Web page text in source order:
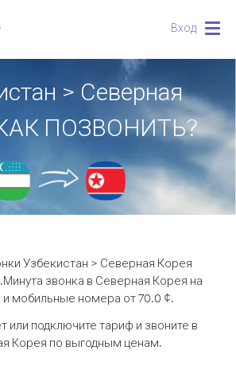
Вход
> Северная
ПОЗВОНИТЬ?
Узбекистан > Северная Корея
Минута звонка в Северная Корея на
и мобильные номера от 70.0 ¢.
или подключите тариф и звоните в
Корея по выгодным ценам.